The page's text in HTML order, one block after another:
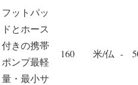
フットパッ
ドとホース
付きの携帯
ポンプ最軽
量・最小サ
160 米/仏 -